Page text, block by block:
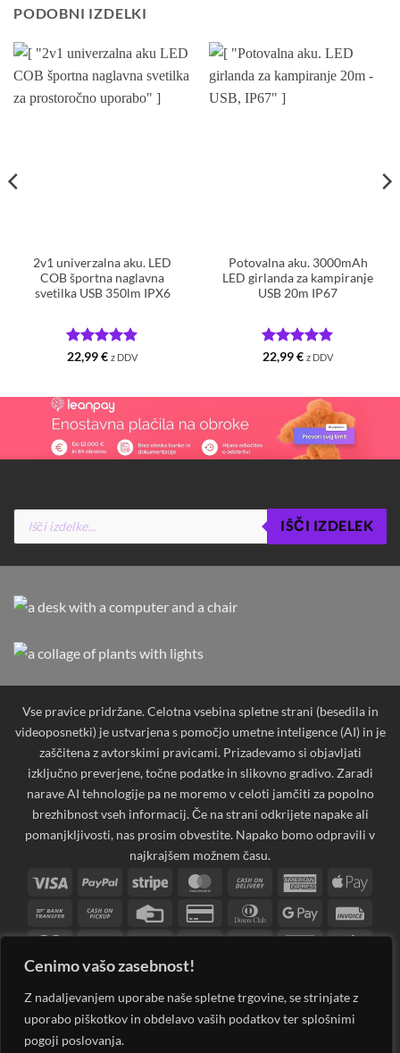
Cenimo vašo zasebnost!
Z nadaljevanjem uporabe naše spletne trgovine, se strinjate z
uporabo piškotkov in obdelavo vaših podatkov ter splošnimi
pogoji poslovanja.
PODOBNI IZDELKI
2v1 univerzalna aku. LED
COB športna naglavna
svetilka USB 350lm IPX6
Ocenjeno5
22,99€ z DDV
Potovalna aku. 3000mAh
LED girlanda za kampiranje
USB 20m IP67
Ocenjeno5
22,99€ z DDV
Products
search
IŠČI IZDELEK
Vse pravice pridržane. Celotna vsebina spletne strani (besedila in
videoposnetki) je ustvarjena s pomočjo umetne inteligence (AI) in je
zaščitena z avtorskimi pravicami. Prizadevamo si objavljati
izključno preverjene, točne podatke in slikovno gradivo. Zaradi
narave AI tehnologije pa ne moremo v celoti jamčiti za popolno
brezhibnost vseh informacij. Če na strani odkrijete napake ali
pomanjkljivosti, nas prosim obvestite. Napako bomo odpravili v
najkrajšem možnem času.
Visa
PayPal Stripe MasterCardCash
Delivery
AmericanApple
Bank
Transfer
Cash
on
Credit
Card
Credit
Card
Dinners
Club
Google
Pay
Maestro MasterCard
2
PayPal
2
Visa
WesternDiscover
JCB Klarna
2
LEDsvet.si 2026 ©Spletna Trgovina, Na žago 32, 8351 Straža,